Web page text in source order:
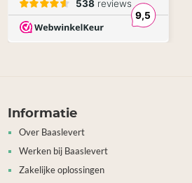
Informatie
Over Baaslevert
Werken bij Baaslevert
Zakelijke oplossingen